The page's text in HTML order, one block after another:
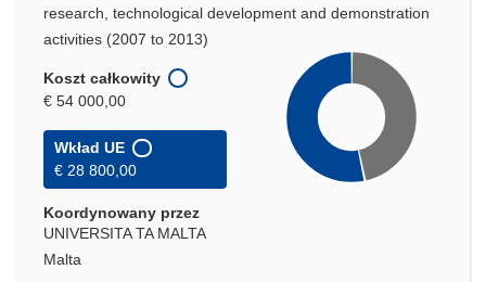
research, technological development and demonstration
activities (2007 to 2013)
Koszt całkowity
€ 54 000,00
Wkład UE
€ 28 800,00
Koordynowany przez
UNIVERSITA TA MALTA
Malta